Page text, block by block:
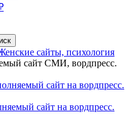
сайты, психология
сайт СМИ, вордпресс.
сайт на вордпресс.